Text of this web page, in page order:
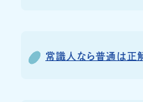
常識人なら普通は正